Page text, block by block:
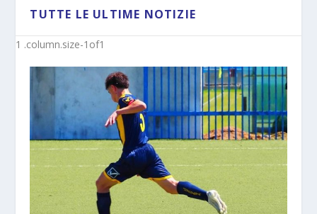
PECORARO – DAL “TERZO TEMPO” AL ...
MISTER MICHELE SACCO (INTERVISTA):”10
ANNI C...
TUTTE LE ULTIME NOTIZIE